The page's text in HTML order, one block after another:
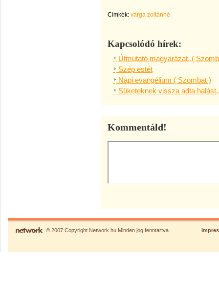
Címkék: varga zoltánné.
Kapcsolódó hírek:
Útmutató magyarázat,,(
Szép estét
Napi evangélium ( Szombat )
Süketeknek vissza adta
Kommentáld!
© 2007 Copyright Network.hu Minden jog fenntartva.